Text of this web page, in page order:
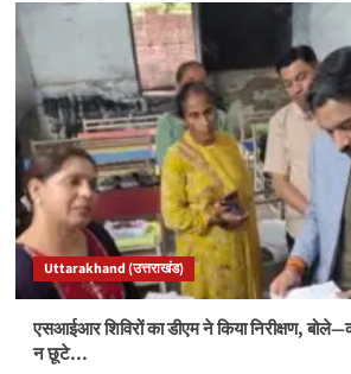
Uttarakhand (उत्तराखंड)
एसआईआर शिविरों का डीएम ने किया निरीक्षण,
न छूटे…